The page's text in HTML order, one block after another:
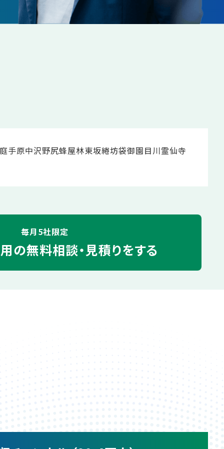
手原中沢野尻蜂屋林東坂綣坊袋御園目川霊仙寺
毎月5社限定
の無料相談・見積りをする